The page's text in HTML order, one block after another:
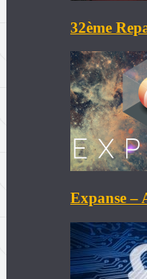
32ème
Expanse –